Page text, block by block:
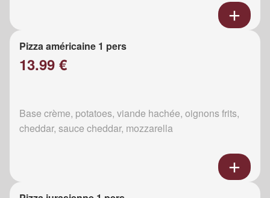
Pizza américaine 1 pers
13.99 €
Base crème, potatoes, viande hachée, oignons frits,
cheddar, sauce cheddar, mozzarella